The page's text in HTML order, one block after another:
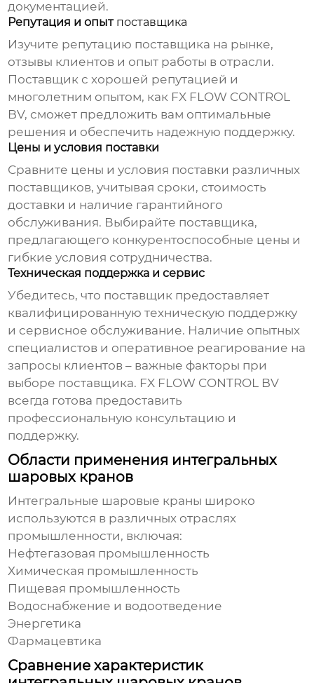
документацией.
Репутация и опыт поставщика
Изучите репутацию поставщика на рынке,
отзывы клиентов и опыт работы в отрасли.
Поставщик с хорошей репутацией и
многолетним опытом, как FX FLOW CONTROL
BV, сможет предложить вам оптимальные
решения и обеспечить надежную поддержку.
Цены и условия поставки
Сравните цены и условия поставки различных
поставщиков, учитывая сроки, стоимость
доставки и наличие гарантийного
обслуживания. Выбирайте поставщика,
предлагающего конкурентоспособные цены и
гибкие условия сотрудничества.
Техническая поддержка и сервис
Убедитесь, что поставщик предоставляет
квалифицированную техническую поддержку
и сервисное обслуживание. Наличие опытных
специалистов и оперативное реагирование на
запросы клиентов – важные факторы при
выборе поставщика. FX FLOW CONTROL BV
всегда готова предоставить
профессиональную консультацию и
поддержку.
Области применения интегральных
шаровых кранов
Интегральные шаровые краны широко
используются в различных отраслях
промышленности, включая:
Нефтегазовая промышленность
Химическая промышленность
Пищевая промышленность
Водоснабжение и водоотведение
Энергетика
Фармацевтика
Сравнение характеристик